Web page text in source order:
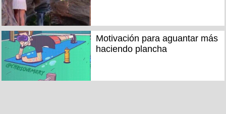
Motivación para aguantar más
haciendo plancha